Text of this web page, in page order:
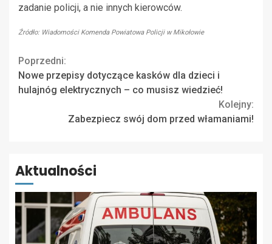
zadanie policji, a nie innych kierowców.
Źródło: Wiadomości Komenda Powiatowa Policji w Mikołowie
Continue
Reading
Poprzedni:
Nowe przepisy dotyczące kasków dla dzieci i
hulajnóg elektrycznych – co musisz wiedzieć!
Kolejny:
Zabezpiecz swój dom przed włamaniami!
Aktualności